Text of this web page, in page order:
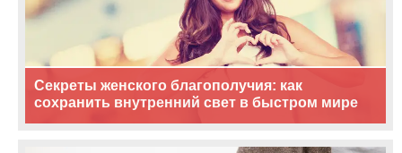
Секреты женского благополучия: как
сохранить внутренний свет в быстром мире